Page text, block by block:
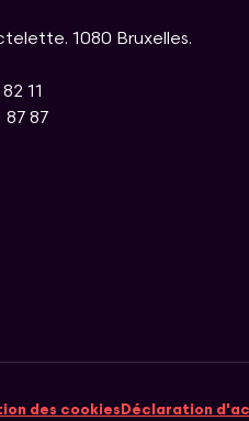
. 1080 Bruxelles.
11
87 87
des cookiesDéclaration